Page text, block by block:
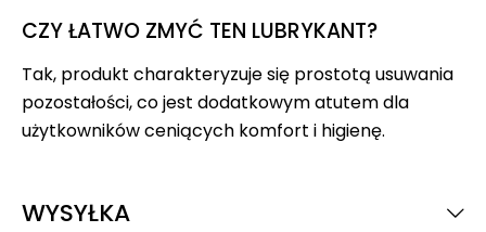
CZY ŁATWO ZMYĆ TEN LUBRYKANT?
Tak, produkt charakteryzuje się prostotą usuwania
pozostałości, co jest dodatkowym atutem dla
użytkowników ceniących komfort i higienę.
WYSYŁKA